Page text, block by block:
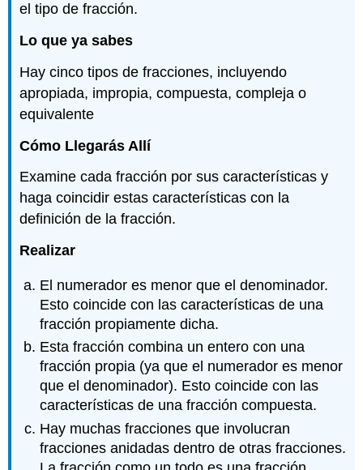
el tipo de fracción.
Lo que ya sabes
Hay cinco tipos de fracciones, incluyendo
apropiada, impropia, compuesta, compleja o
equivalente
Cómo Llegarás Allí
Examine cada fracción por sus características y
haga coincidir estas características con la
definición de la fracción.
Realizar
El numerador es menor que el denominador.
Esto coincide con las características de una
fracción propiamente dicha.
Esta fracción combina un entero con una
fracción propia (ya que el numerador es menor
que el denominador). Esto coincide con las
características de una fracción compuesta.
Hay muchas fracciones que involucran
fracciones anidadas dentro de otras fracciones.